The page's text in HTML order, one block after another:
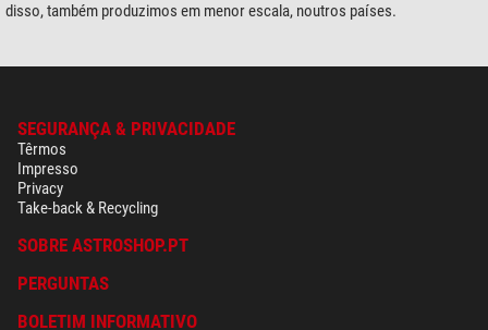
disso, também produzimos em menor escala, noutros países.
SEGURANÇA & PRIVACIDADE
Têrmos
Impresso
Privacy
Take-back & Recycling
SOBRE ASTROSHOP.PT
PERGUNTAS
BOLETIM INFORMATIVO